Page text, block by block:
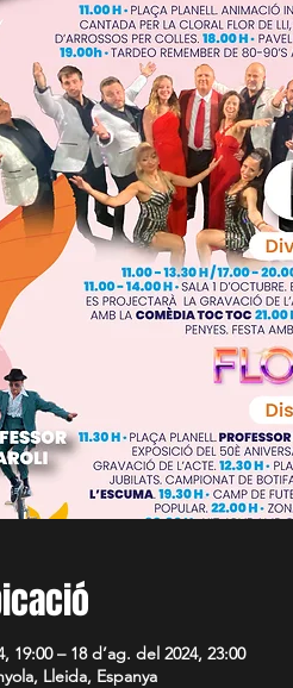
19:00 – 18 d’ag. del 2024, 23:00
Lleida, Espanya